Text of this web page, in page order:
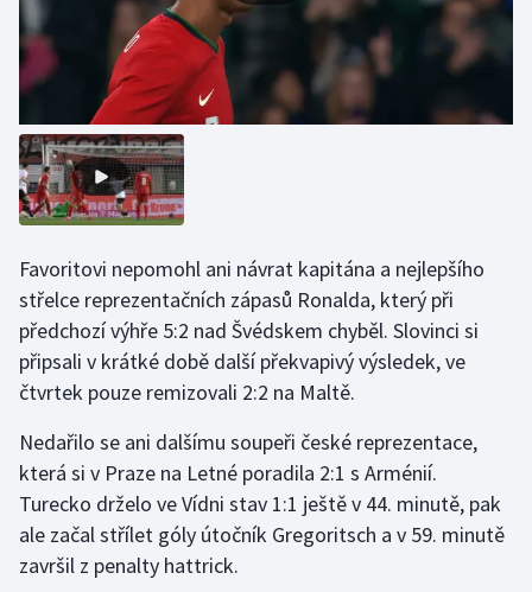
Lezení
Lyže a snowboard
Moderní pětiboj
Motorsport
Olympijské hry
Parasport
Plavání
Plážový volejbal
Ragby
Rychlobruslení
Favoritovi nepomohl ani návrat kapitána a nejlepšího
střelce reprezentačních zápasů Ronalda, který při
předchozí výhře 5:2 nad Švédskem chyběl. Slovinci si
připsali v krátké době další překvapivý výsledek, ve
čtvrtek pouze remizovali 2:2 na Maltě.
Nedařilo se ani dalšímu soupeři české reprezentace,
která si v Praze na Letné poradila 2:1 s Arménií.
Turecko drželo ve Vídni stav 1:1 ještě v 44. minutě, pak
ale začal střílet góly útočník Gregoritsch a v 59. minutě
završil z penalty hattrick.